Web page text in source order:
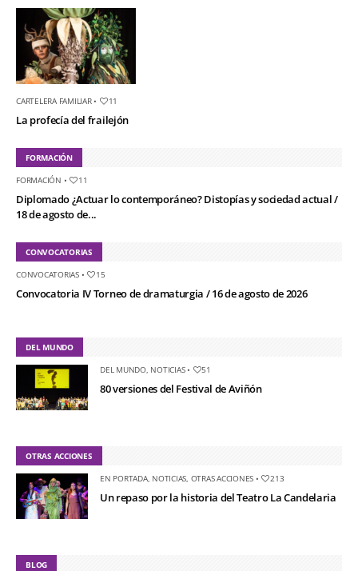
CARTELERA FAMILIAR• 11
La profecía del frailejón
FORMACIÓN
FORMACIÓN • 11
Diplomado ¿Actuar lo contemporáneo? Distopías y sociedad actual /
18 de agosto de...
CONVOCATORIAS
CONVOCATORIAS• 15
Convocatoria IV Torneo de dramaturgia / 16 de agosto de 2026
DEL MUNDO
DEL MUNDO, NOTICIAS• 51
80 versiones del Festival de Aviñón
OTRAS ACCIONES
EN PORTADA, NOTICIAS OTRAS ACCIONES • 213
Un repaso por la historia del Teatro La Candelaria
BLOG